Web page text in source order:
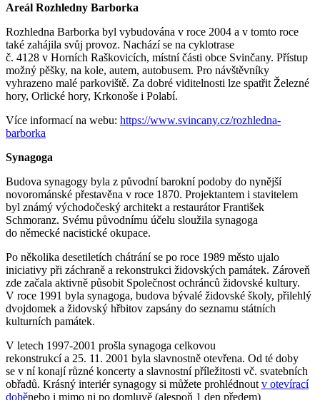
Areál Rozhledny Barborka
Rozhledna Barborka byl vybudována v roce 2004 a v tomto roce
také zahájila svůj provoz. Nachází se na cyklotrase
č. 4128 v Horních Raškovicích, místní části obce Svinčany. Přístup
možný pěšky, na kole, autem, autobusem. Pro návštěvníky
vyhrazeno malé parkoviště. Za dobré viditelnosti lze spatřit Železné
hory, Orlické hory, Krkonoše i Polabí.
Více informací na webu: https://www.svincany.cz/rozhledna-
barborka
Synagoga
Budova synagogy byla z původní barokní podoby do nynější
novorománské přestavěna v roce 1870. Projektantem i stavitelem
byl známý východočeský architekt a restaurátor František
Schmoranz. Svému původnímu účelu sloužila synagoga
do německé nacistické okupace.
Po několika desetiletích chátrání se po roce 1989 město ujalo
iniciativy při záchraně a rekonstrukci židovských památek. Zároveň
zde začala aktivně působit Společnost ochránců židovské kultury.
V roce 1991 byla synagoga, budova bývalé židovské školy, přilehlý
dvojdomek a židovský hřbitov zapsány do seznamu státních
kulturních památek.
V letech 1997-2001 prošla synagoga celkovou
rekonstrukcí a 25. 11. 2001 byla slavnostně otevřena. Od té doby
se v ní konají různé koncerty a slavnostní příležitosti vč. svatebních
obřadů. Krásný interiér synagogy si můžete prohlédnout v otevírací
doběnebo i mimo ni po domluvě (alespoň 1 den předem)